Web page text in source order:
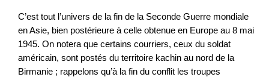
C’est tout l’univers de la fin de la Seconde Guerre mondiale
en Asie, bien postérieure à celle obtenue en Europe au 8 mai
1945. On notera que certains courriers, ceux du soldat
américain, sont postés du territoire kachin au nord de la
Birmanie ; rappelons qu’à la fin du conflit les troupes